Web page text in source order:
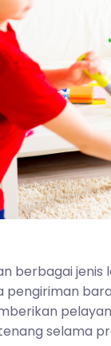
berbagai
pengiriman
selama